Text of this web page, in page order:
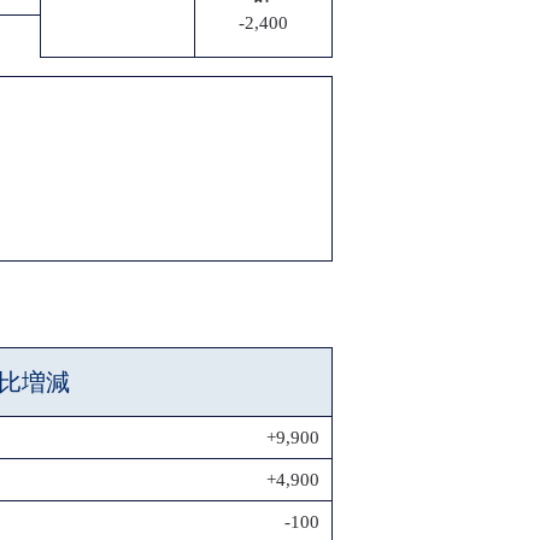
-2,400
増減
+9,900
+4,900
-100